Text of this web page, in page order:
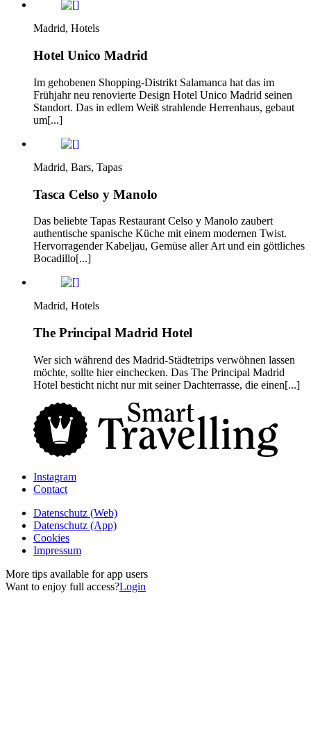
Madrid, Hotels
Hotel Unico Madrid
Im gehobenen Shopping-Distrikt Salamanca hat das im
Frühjahr neu renovierte Design Hotel Unico Madrid seinen
Standort. Das in edlem Weiß strahlende Herrenhaus, gebaut
um[...]
Madrid, Bars, Tapas
Tasca Celso y Manolo
Das beliebte Tapas Restaurant Celso y Manolo zaubert
authentische spanische Küche mit einem modernen Twist.
Hervorragender Kabeljau, Gemüse aller Art und ein göttliches
Bocadillo[...]
Madrid, Hotels
The Principal Madrid Hotel
Wer sich während des Madrid-Städtetrips verwöhnen lassen
möchte, sollte hier einchecken. Das The Principal Madrid
Hotel besticht nicht nur mit seiner Dachterrasse, die einen[...]
Instagram
Contact
Daten­schutz­ (Web)
Daten­schutz­ (App)
Cookies
Impressum
More tips available for app users
Want to enjoy full access?Login